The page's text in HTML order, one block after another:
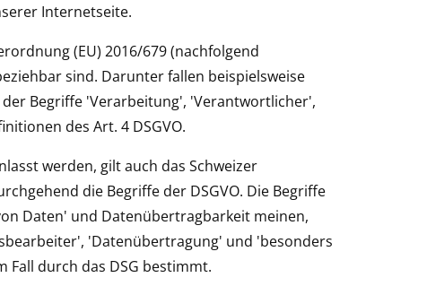
Internetseite.
(EU) 2016/679 (nachfolgend
sind. Darunter fallen beispielsweise
Begriffe 'Verarbeitung', 'Verantwortlicher',
des Art. 4 DSGVO.
werden, gilt auch das Schweizer
die Begriffe der DSGVO. Die Begriffe
Daten' und Datenübertragbarkeit meinen,
'Datenübertragung' und 'besonders
Fall durch das DSG bestimmt.